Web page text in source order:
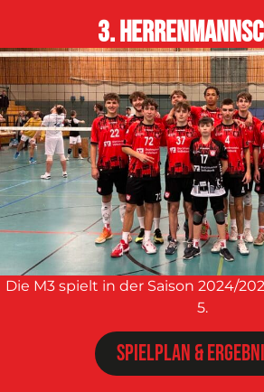
3.
Die M3 spielt in der Saison 2024/
5.
Spielplan &